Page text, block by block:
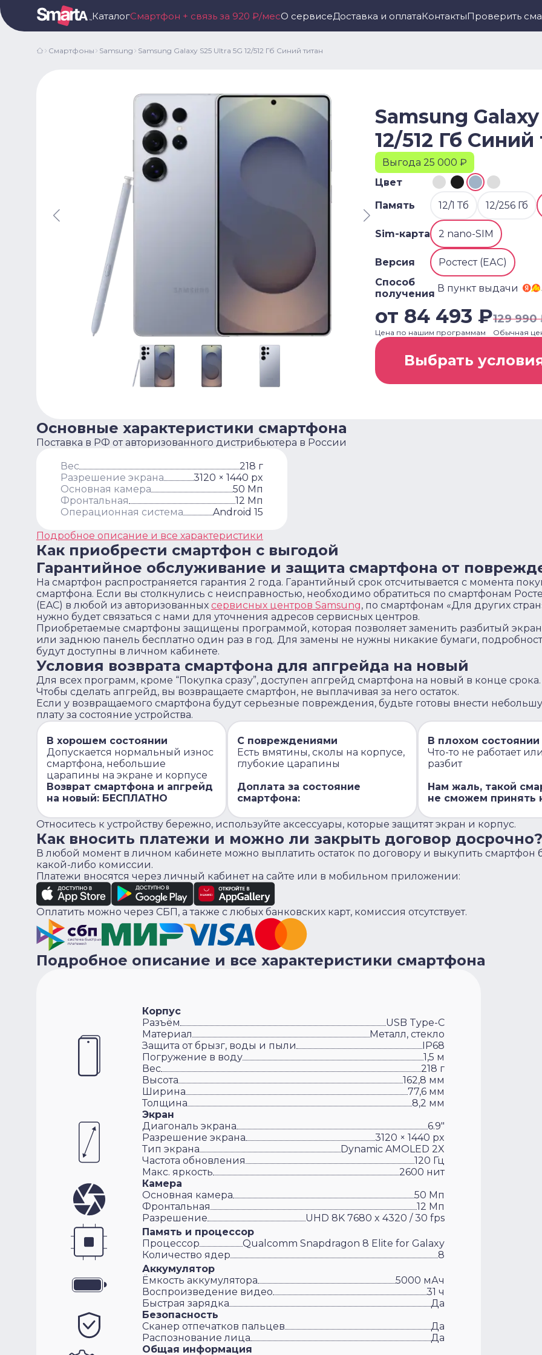
КаталогСмартфон + связь за 920 ₽/месО сервисеДоставка и оплатаКонтактыПроверить
Смартфоны Samsung Samsung Galaxy S25 Ultra 5G 12/512 Гб Синий титан
Samsung
12/512 Гб Синий
Выгода 25 000 ₽
Цвет
Память 12/1 Тб 12/256 Гб
Sim-карта 2 nano-SIM
Версия
Ростест (ЕАС)
Способ
получения В пункт выдачи
от 84 493 ₽
Цена по нашим программам
129 990
Обычная
Выбрать
Основные характеристики смартфона
Поставка в РФ от авторизованного дистрибьютера в России
Вес
218 г
Разрешение экрана
3120 × 1440 px
Основная камера
50 Мп
Фронтальная
12 Мп
Операционная система
Android 15
Подробное описание и все характеристики
Как приобрести смартфон с выгодой
Гарантийное обслуживание и защита смартфона от
На смартфон распространяется гарантия 2 года. Гарантийный срок отсчитывается с момента
смартфона. Если вы столкнулись с неисправностью, необходимо обратиться по смартфонам
(EAC) в любой из авторизованных сервисных центров Samsung, по смартфонам «Для других
нужно будет связаться с нами для уточнения адресов сервисных центров.
Приобретаемые смартфоны защищены программой, которая позволяет заменить разбитый экран
или заднюю панель бесплатно один раз в год. Для замены не нужны никакие бумаги,
будут доступны в личном кабинете.
Условия возврата смартфона для апгрейда на новый
Для всех программ, кроме “Покупка сразу”, доступен апгрейд смартфона на новый в конце срока.
Чтобы сделать апгрейд, вы возвращаете смартфон, не выплачивая за него остаток.
Если у возвращаемого смартфона будут серьезные повреждения, будьте готовы внести
плату за состояние устройства.
В хорошем состоянии
Допускается нормальный износ
смартфона, небольшие
царапины на экране и корпусе
Возврат смартфона и апгрейд
на новый: БЕСПЛАТНО
С повреждениями
Есть вмятины, сколы на корпусе,
глубокие царапины
Доплата за состояние
смартфона:
В плохом состоянии
Что-то не работает
разбит
Нам жаль, такой
не сможем принять
Относитесь к устройству бережно, используйте аксессуары, которые защитят экран и корпус.
Как вносить платежи и можно ли закрыть договор досрочно?
В любой момент в личном кабинете можно выплатить остаток по договору и выкупить смартфон
какой-либо комиссии.
Платежи вносятся через личный кабинет на сайте или в мобильном приложении:
Оплатить можно через СБП, а также с любых банковских карт, комиссия отсутствует.
Подробное описание и все характеристики смартфона
Корпус
Разъём
USB Type-C
Материал
Металл, стекло
Защита от брызг, воды и пыли
IP68
Погружение в воду
1,5 м
Вес
218 г
Высота
162,8 мм
Ширина
77,6 мм
Толщина
8,2 мм
Экран
Диагональ экрана
6.9"
Разрешение экрана
3120 × 1440 px
Тип экрана
Dynamic AMOLED 2X
Частота обновления
120 Гц
Макс. яркость
2600 нит
Камера
Основная камера
50 Мп
Фронтальная
12 Мп
Разрешение
UHD 8K 7680 x 4320 / 30 fps
Память и процессор
Процессор
Qualcomm Snapdragon 8 Elite for Galaxy
Количество ядер
8
Аккумулятор
Ёмкость аккумулятора
5000 мАч
Воспроизведение видео
31 ч
Быстрая зарядка
Да
Безопасность
Сканер отпечатков пальцев
Да
Распознование лица
Да
Общая информация